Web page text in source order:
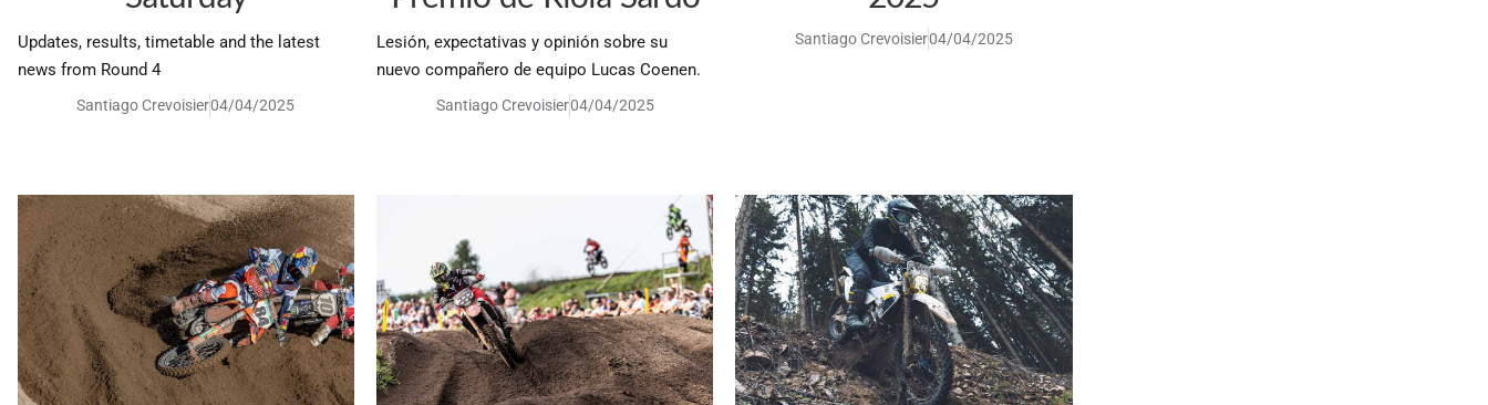
Updates, results, timetable and the latest
news from Round 4
Santiago Crevoisier04/04/2025
Lesión, expectativas y opinión sobre su
nuevo compañero de equipo Lucas Coenen.
Santiago Crevoisier04/04/2025
Santiago Crevoisier04/04/2025